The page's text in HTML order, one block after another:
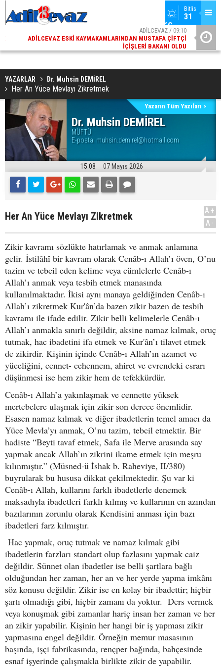
Bitlis
31
°C
ADİLCEVAZ / 09:10
ADILCEVAZ ESKI KAYMAKAMLARINDAN MUSTAFA ÇIFTÇI
İÇIŞLERI BAKANI OLDU
YAZARLAR Dr. Muhsin DEMİREL
Her An Yüce Mevlayı Zikretmek
Dr. Muhsin DEMİREL
MÜFTÜ
E-posta: muhsin.demirel@hotmail.com
Yazarın Tüm Yazıları >
15:08 07 Mayıs 2026
Her An Yüce Mevlayı Zikretmek
A+
A-
Zikir kavramı sözlükte hatırlamak ve anmak anlamına
gelir. İstilâhî bir kavram olarak Cenâb-ı Allah’ı öven, O’nu
tazim ve tebcil eden kelime veya cümlelerle Cenâb-ı
Allah’ı anmak veya tesbih etmek manasında
kullanılmaktadır. İkisi aynı manaya geldiğinden Cenâb-ı
Allah’ı zikretmek Kur'ân’da bazen zikir bazen de tesbih
kavramı ile ifade edilir. Zikir belli kelimelerle Cenâb-ı
Allah’ı anmakla sınırlı değildir, aksine namaz kılmak, oruç
tutmak, hac ibadetini ifa etmek ve Kur'ân’ı tilavet etmek
de zikirdir. Kişinin içinde Cenâb-ı Allah’ın azamet ve
yüceliğini, cennet- cehennem, ahiret ve evrendeki esrarı
düşünmesi ise hem zikir hem de tefekkürdür.
Cenâb-ı Allah’a yakınlaşmak ve cennette yüksek
mertebelere ulaşmak için zikir son derece önemlidir.
Esasen namaz kılmak ve diğer ibadetlerin temel amacı da
Yüce Mevla’yı anmak, O’nu tazim, tebcil etmektir. Bir
hadiste “Beyti tavaf etmek, Safa ile Merve arasında say
yapmak ancak Allah’ın zikrini ikame etmek için meşru
kılınmıştır.” (Müsned-ü İshak b. Raheviye, II/380)
buyrularak bu hususa dikkat çekilmektedir. Şu var ki
Cenâb-ı Allah, kullarını farklı ibadetlerle denemek
maksadıyla ibadetleri farklı kılmış ve kullarının en azından
bazılarının zorunlu olarak Kendisini anması için bazı
ibadetleri farz kılmıştır.
Hac yapmak, oruç tutmak ve namaz kılmak gibi
ibadetlerin farzları standart olup fazlasını yapmak caiz
değildir. Sünnet olan ibadetler ise belli şartlara bağlı
olduğundan her zaman, her an ve her yerde yapma imkânı
söz konusu değildir. Zikir ise en kolay bir ibadettir; hiçbir
şartı olmadığı gibi, hiçbir zamanı da yoktur. Ders vermek
veya konuşmak gibi zamanlar hariç insan her zaman ve her
an zikir yapabilir. Kişinin her hangi bir iş yapması zikir
yapmasına engel değildir. Örneğin memur masasının
başında, işçi fabrikasında, rençper bağında, bahçesinde
esnaf işyerinde çalışmakla birlikte zikir de yapabilir.